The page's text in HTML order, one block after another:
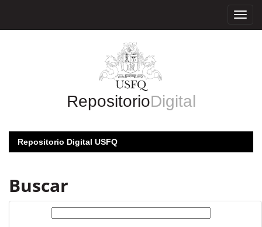
RepositorioDigital
Repositorio Digital USFQ
Buscar